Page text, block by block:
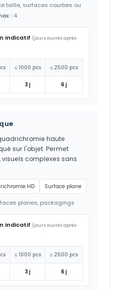
taille, surfaces courbes ou
: 4
indicatif (jours ouvrés après
≤ 1000 pcs ≤ 2500 pcs
3 j 6 j
haute
sur l'objet. Permet
complexes sans
HD Surface plane
planes, packagings
indicatif (jours ouvrés après
≤ 1000 pcs ≤ 2500 pcs
3 j 6 j